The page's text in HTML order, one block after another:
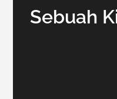
Sebuah